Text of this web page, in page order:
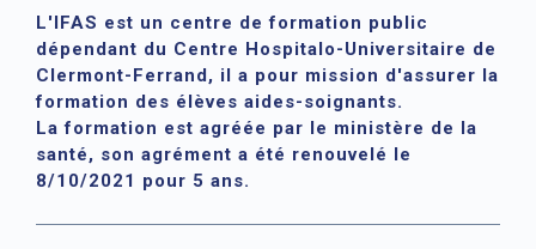
L'IFAS est un centre de formation public
dépendant du Centre Hospitalo-Universitaire de
Clermont-Ferrand, il a pour mission d'assurer la
formation des élèves aides-soignants.
La formation est agréée par le ministère de la
santé, son agrément a été renouvelé le
8/10/2021 pour 5 ans.